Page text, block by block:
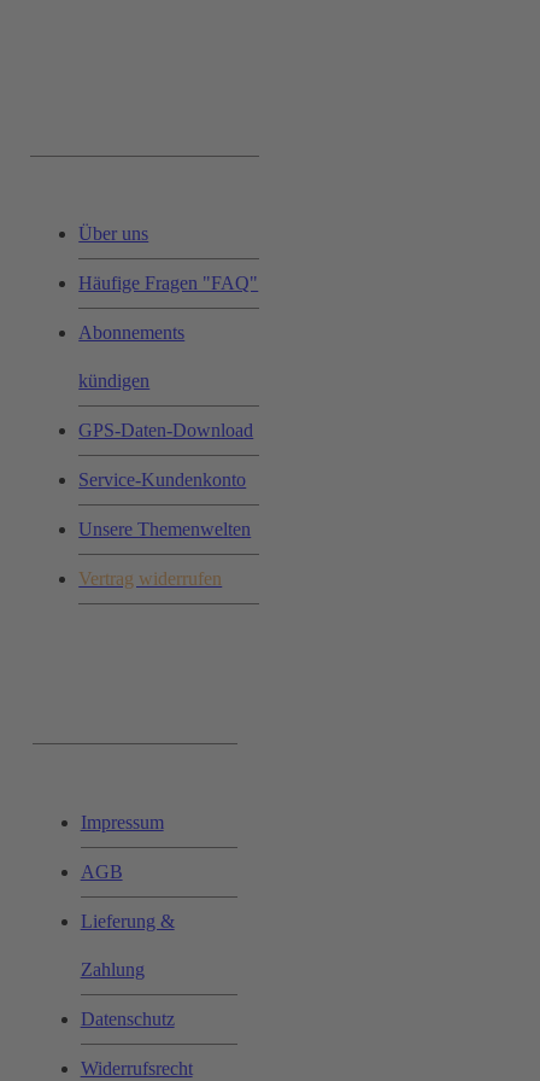
Über uns
Häufige Fragen "FAQ"
Abonnements
kündigen
GPS-Daten-Download
Service-Kundenkonto
Unsere Themenwelten
Vertrag widerrufen
Impressum
AGB
Lieferung &
Zahlung
Datenschutz
Widerrufsrecht